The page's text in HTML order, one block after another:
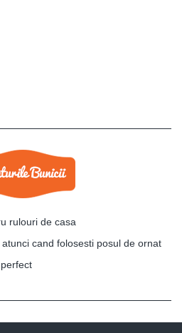
rulouri de casa
cand folosesti posul de ornat